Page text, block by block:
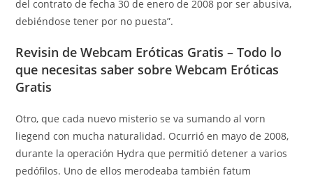
del contrato de fecha 30 de enero de 2008 por ser abusiva,
debiéndose tener por no puesta”.
Revisin de Webcam Eróticas Gratis – Todo lo
que necesitas saber sobre Webcam Eróticas
Gratis
Otro, que cada nuevo misterio se va sumando al vorn
liegend con mucha naturalidad. Ocurrió en mayo de 2008,
durante la operación Hydra que permitió detener a varios
pedófilos. Uno de ellos merodeaba también fatum